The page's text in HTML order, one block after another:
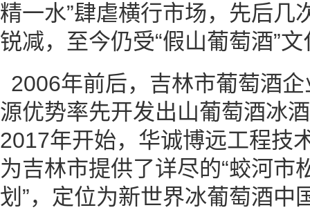
精一水”肆虐横行市场，先后几
锐减，至今仍受“假山葡萄酒”
2006年前后，吉林市葡萄酒
源优势率先开发出山葡萄酒冰
2017年开始，华诚博远工程技
为吉林市提供了详尽的“蛟河市
划”，定位为新世界冰葡萄酒中